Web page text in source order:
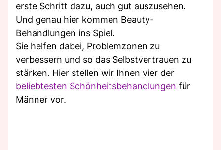
erste Schritt dazu, auch gut auszusehen.
Und genau hier kommen Beauty-
Behandlungen ins Spiel.
Sie helfen dabei, Problemzonen zu
verbessern und so das Selbstvertrauen zu
stärken. Hier stellen wir Ihnen vier der
beliebtesten Schönheitsbehandlungen für
Männer vor.